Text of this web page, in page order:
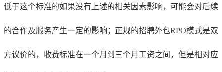
低于这个标准的如果没有上述的相关因素影响，可能会对后续
的合作及服务产生一定的影响；正规的招聘外包RPO模式是双
方议价的，收费标准在一个月到三个月工资之间，但是相对应